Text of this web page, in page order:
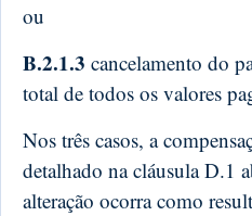
ou
B.2.1.3 cancelamento do
total de todos os valores
Nos três casos, a
detalhado na cláusula D.1
alteração ocorra como